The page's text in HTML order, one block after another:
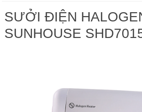
SƯỞI ĐIỆN
SUNHOUSE